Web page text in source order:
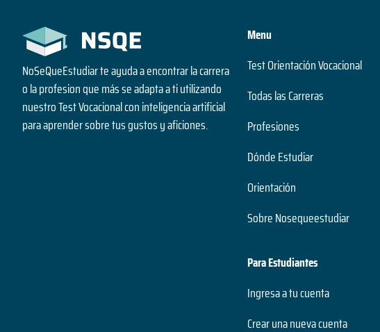
NoSeQueEstudiar te ayuda a encontrar la carrera
o la profesion que más se adapta a ti utilizando
nuestro Test Vocacional con inteligencia artificial
para aprender sobre tus gustos y aficiones.
Menu
Test Orientación Vocacional
Todas las Carreras
Profesiones
Dónde Estudiar
Orientación
Sobre Nosequeestudiar
Para Estudiantes
Ingresa a tu cuenta
Crear una nueva cuenta